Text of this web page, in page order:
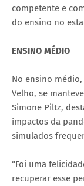
competente e
do ensino no
ENSINO MÉDIO
No ensino médio,
Velho, se
Simone Piltz,
impactos da
simulados
“Foi uma
recuperar esse